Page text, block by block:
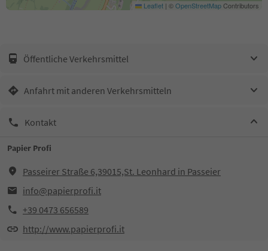
Leaflet | ©OpenStreetMapContributors
Öffentliche Verkehrsmittel
Anfahrt mit anderen Verkehrsmitteln
Kontakt
Papier Profi
Passeirer Straße 6,39015,St. Leonhard in Passeier
info@papierprofi.it
+39 0473 656589
http://www.papierprofi.it